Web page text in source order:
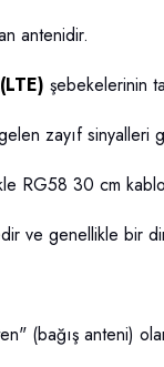
antenidir.
şebekelerinin
zayıf sinyalleri
RG58 30 cm
ve genellikle
(bağış anteni)